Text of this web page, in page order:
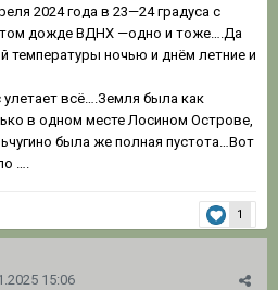
2024 года в 23—24 градуса с
дожде ВДНХ —одно и тоже….Да
температуры ночью и днём летние и
всё….Земля была как
в одном месте Лосином Острове,
была же полная пустота…Вот
….
1
15:06